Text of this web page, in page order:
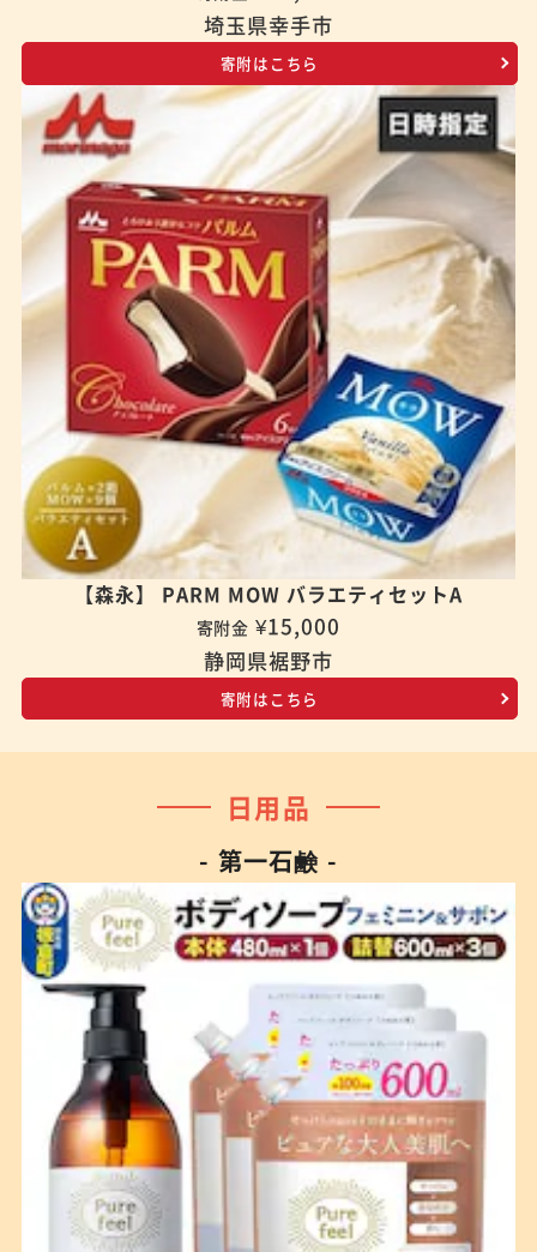
埼玉県幸手市
寄附はこちら
【森永】 PARM MOW バラエティセットA
寄附金 ¥15,000
静岡県裾野市
寄附はこちら
日用品
- 第一石鹸 -